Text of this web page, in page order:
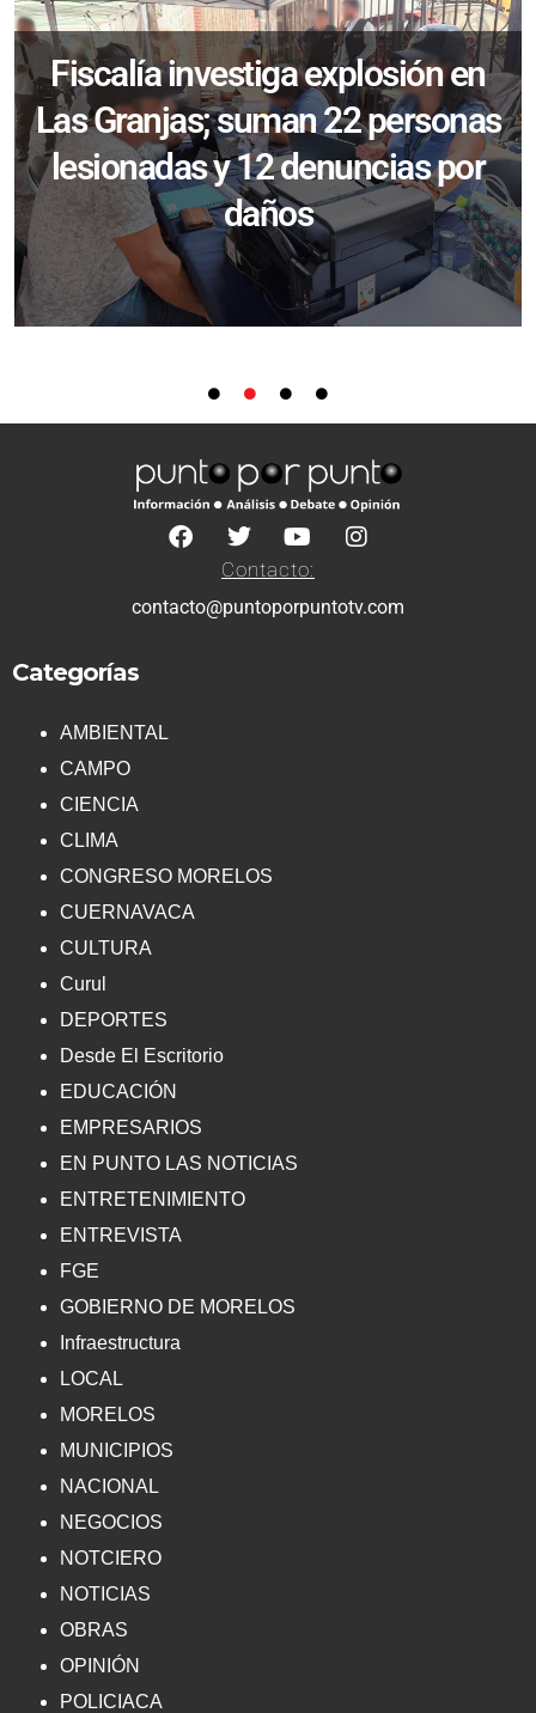
Fiscalía investiga explosión en
Las Granjas; suman 22 personas
lesionadas y 12 denuncias por
daños
Contacto:
contacto@puntoporpuntotv.com
Categorías
AMBIENTAL
CAMPO
CIENCIA
CLIMA
CONGRESO MORELOS
CUERNAVACA
CULTURA
Curul
DEPORTES
Desde El Escritorio
EDUCACIÓN
EMPRESARIOS
EN PUNTO LAS NOTICIAS
ENTRETENIMIENTO
ENTREVISTA
FGE
GOBIERNO DE MORELOS
Infraestructura
LOCAL
MORELOS
MUNICIPIOS
NACIONAL
NEGOCIOS
NOTCIERO
NOTICIAS
OBRAS
OPINIÓN
POLICIACA